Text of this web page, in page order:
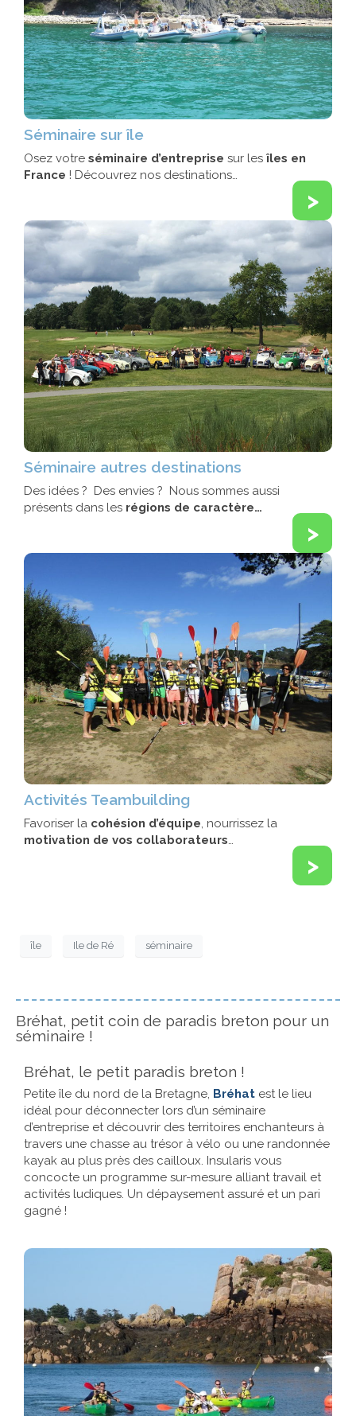
Séminaire sur île
Osez votre séminaire d’entreprise sur les îles en
France ! Découvrez nos destinations…
>
Séminaire autres destinations
Des idées ? Des envies ? Nous sommes aussi
présents dans les régions de caractère…
>
Activités Teambuilding
Favoriser la cohésion d’équipe, nourrissez la
motivation de vos collaborateurs…
>
île Ile de Ré séminaire
Bréhat, petit coin de paradis breton pour un
séminaire !
Bréhat, le petit paradis breton !
Petite île du nord de la Bretagne, Bréhat est le lieu
idéal pour déconnecter lors d’un séminaire
d’entreprise et découvrir des territoires enchanteurs à
travers une chasse au trésor à vélo ou une randonnée
kayak au plus près des cailloux. Insularis vous
concocte un programme sur-mesure alliant travail et
activités ludiques. Un dépaysement assuré et un pari
gagné !